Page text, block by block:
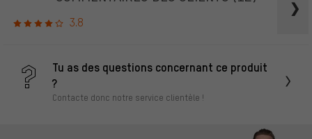
3.8
Tu as des questions concernant ce produit
?
Contacte donc notre service clientèle !